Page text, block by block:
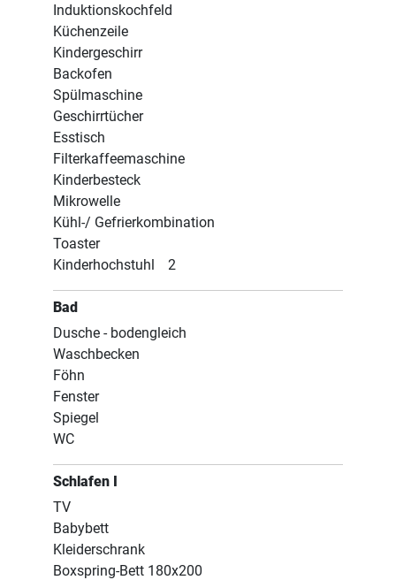
Induktionskochfeld
Küchenzeile
Kindergeschirr
Backofen
Spülmaschine
Geschirrtücher
Esstisch
Filterkaffeemaschine
Kinderbesteck
Mikrowelle
Kühl-/ Gefrierkombination
Toaster
Kinderhochstuhl
2
Bad
Dusche - bodengleich
Waschbecken
Föhn
Fenster
Spiegel
WC
Schlafen I
TV
Babybett
Kleiderschrank
Boxspring-Bett 180x200